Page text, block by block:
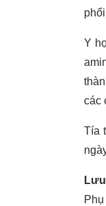
Y
các
Tía